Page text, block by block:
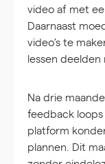
video af met
Daarnaast
video’s te
lessen
Na drie
feedback
platform
plannen. Dit